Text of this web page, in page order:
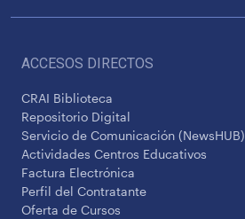
ACCESOS DIRECTOS
CRAI Biblioteca
Repositorio Digital
Servicio de Comunicación (NewsHUB)
Actividades Centros Educativos
Factura Electrónica
Perfil del Contratante
Oferta de Cursos